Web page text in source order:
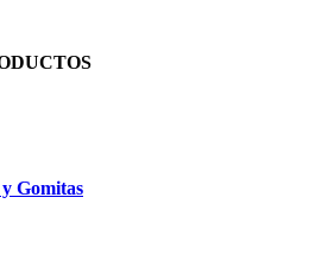
Gomitas